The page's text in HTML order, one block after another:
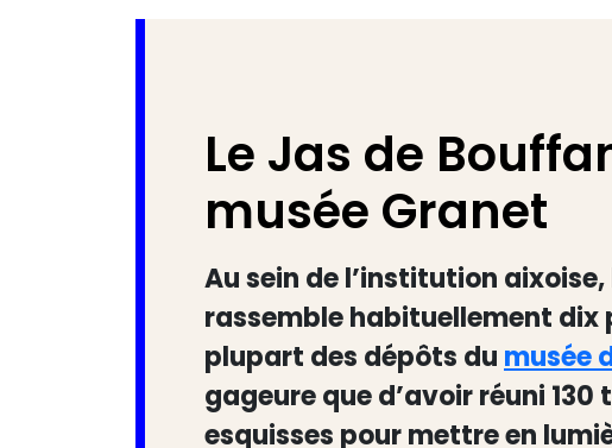
Le Jas de
musée Granet
Au sein de l’institution
rassemble habituellement dix
plupart des dépôts du musée
gageure que d’avoir réuni
esquisses pour mettre en